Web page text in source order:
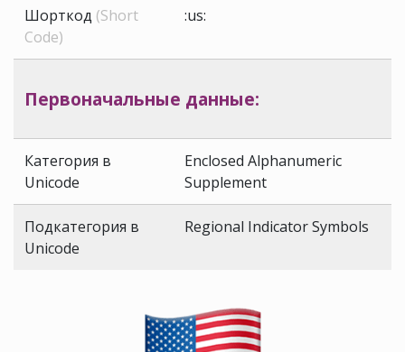
Шорткод (Short
Code)
:us:
Первоначальные данные:
Категория в
Unicode
Enclosed Alphanumeric
Supplement
Подкатегория в
Unicode
Regional Indicator Symbols